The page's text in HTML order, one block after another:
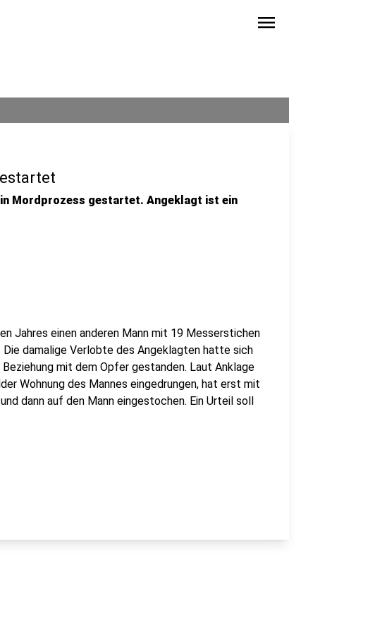
menu
Mordprozess gestartet. Angeklagt ist ein
Jahres einen anderen Mann mit 19 Messerstichen
damalige Verlobte des Angeklagten hatte sich
mit dem Opfer gestanden. Laut Anklage
Wohnung des Mannes eingedrungen, hat erst mit
dann auf den Mann eingestochen. Ein Urteil soll